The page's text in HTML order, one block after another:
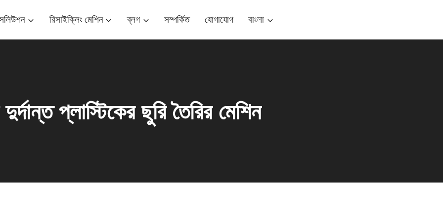
রিসাইক্লিং মেশিন ব্লগ সম্পর্কিত যোগাযোগ বাংলা
দুর্দান্ত প্লাস্টিকের ছুরি তৈরির মেশিন